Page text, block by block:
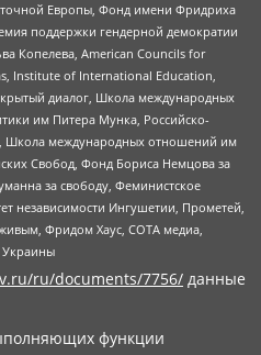
Европы, Фонд имени Фридриха
поддержки гендерной демократии
Копелева, American Councils for
Institute of International Education,
диалог, Школа международных
им Питера Мунка, Российско-
Школа международных отношений им
Свобод, Фонд Бориса Немцова за
за свободу, Феминистское
независимости Ингушетии, Прометей,
Фридом Хаус, СОТА медиа,
Украины
ru/documents/7756/ данные
функции